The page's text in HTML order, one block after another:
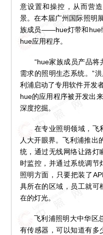
意设置和操控，从而营
景。在本届广州国际照明
族成员——hue灯带和hue
hue应用程序。
“hue家族成员产品将
需求的照明生态系统。”
利浦启动了专用软件开发
hue的应用程序被开发出
深度挖掘。
在专业照明领域，飞
人大开眼界。飞利浦推出
统，通过无线网络让路灯
时监控，并通过系统调
照明方面，只要把装了
具所在的区域，员工就可
在的灯光。
飞利浦照明大中华区总
有传感器，可以知道有多